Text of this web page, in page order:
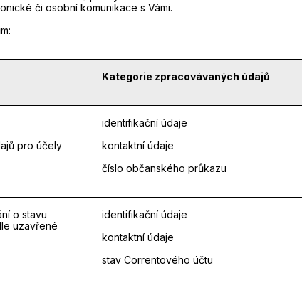
či osobní komunikace s Vámi.
Kategorie zpracovávaných údajů
pro účely
identifikační údaje
kontaktní údaje
číslo občanského průkazu
o stavu
uzavřené
identifikační údaje
kontaktní údaje
stav Correntového účtu